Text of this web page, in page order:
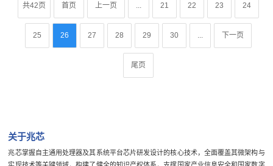
共42页 首页 上一页 21 22 23 24
25 26 27 28 29 30 下一页
尾页
关于兆芯
兆芯掌握自主通用处理器及其系统平台芯片研发设计的核心技术，全面覆盖其微架构与